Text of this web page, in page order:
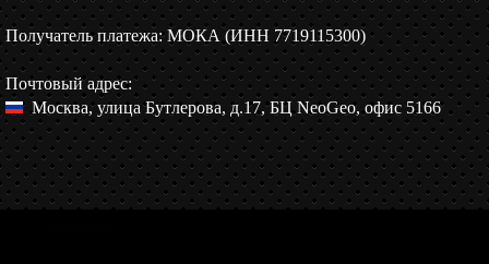
Получатель платежа: МОКА (ИНН 7719115300)
Почтовый адрес:
Москва, улица Бутлерова, д.17, БЦ NeoGeo, офис 5166